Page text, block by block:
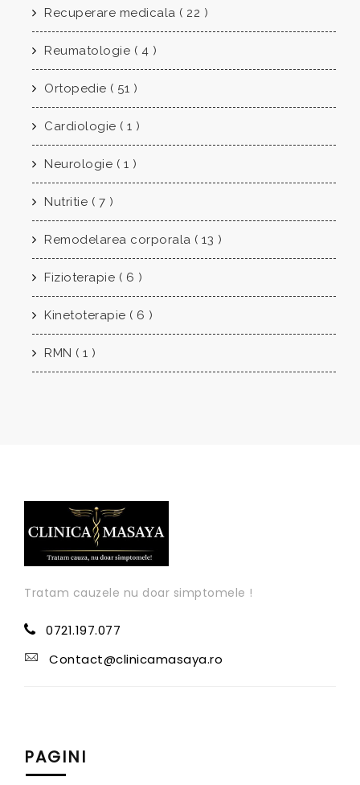
Recuperare medicala ( 22 )
Reumatologie ( 4 )
Ortopedie ( 51 )
Cardiologie ( 1 )
Neurologie ( 1 )
Nutritie ( 7 )
Remodelarea corporala ( 13 )
Fizioterapie ( 6 )
Kinetoterapie ( 6 )
RMN ( 1 )
Tratam cauzele nu doar simptomele !
0721.197.077
Contact@clinicamasaya.ro
PAGINI